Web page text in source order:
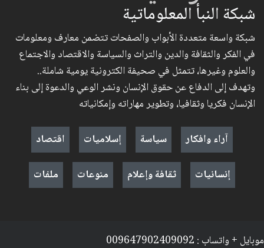
شبكة النبأ المعلوماتية
شبكة واسعة متعددة الأبواب والصفحات تتضمن معارف ومعلومات
في الفكر والثقافة والدين والتراث والسياسة والاقتصاد والاجتماع
والعلوم وغيرها، تتمثل في صحيفة الكترونية يومية شاملة..
وتهدف إلى الدفاع عن حقوق الإنسان ونشر الوعي والدعوة إلى بناء
الإنسان فكريا وثقافيا، وتطوير مهاراته وإمكانياته
آراء وافكار
سياسة إسلاميات
اقتصاد
إنسانيات
ثقافة وإعلام منوعات ملفات
موبايل + واتساب : 009647902409092